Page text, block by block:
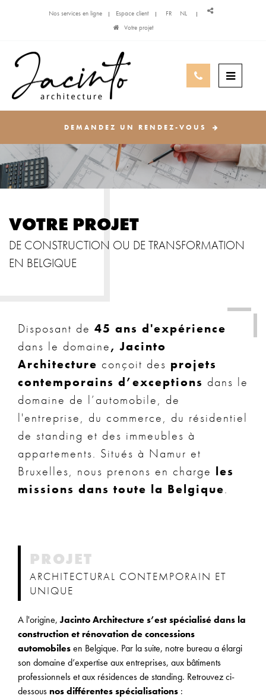
Nos services en ligne Espace client FR
NL
Votre projet
DEMANDEZ UN RENDEZ-VOUS
VOTRE PROJET
DE CONSTRUCTION OU DE TRANSFORMATION
EN BELGIQUE
Disposant de 45 ans d'expérience
dans le domaine, Jacinto
Architecture conçoit des projets
contemporains d’exceptions dans le
domaine de l’automobile, de
l'entreprise, du commerce, du résidentiel
de standing et des immeubles à
appartements. Situés à Namur et
Bruxelles, nous prenons en charge les
missions dans toute la Belgique.
PROJET
ARCHITECTURAL CONTEMPORAIN ET
UNIQUE
A l'origine,Jacinto Architecture s’est spécialisé dans la
construction et rénovation de concessions
automobilesen Belgique. Par la suite, notre bureau a élargi
son domaine d’expertise aux entreprises, aux bâtiments
professionnels et aux résidences de standing. Retrouvez ci-
dessousnos différentes spécialisations :